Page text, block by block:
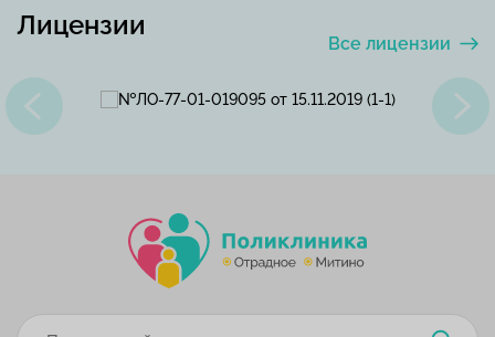
Лицензии
Все лицензии